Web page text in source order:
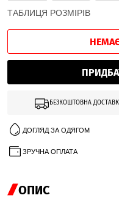
ТАБЛИЦЯ РОЗМІРІВ
БЕЗКОШТОВНА
ДОГЛЯД ЗА ОДЯГОМ
ЗРУЧНА ОПЛАТА
ОПИС